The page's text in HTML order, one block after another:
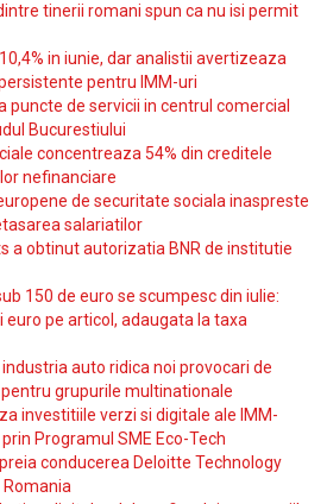
tinerii romani spun ca nu isi permit
in iunie, dar analistii avertizeaza
pentru IMM-uri
puncte de servicii in centrul comercial
Bucurestiului
concentreaza 54% din creditele
nefinanciare
de securitate sociala inaspreste
salariatilor
a obtinut autorizatia BNR de institutie
150 de euro se scumpesc din iulie:
pe articol, adaugata la taxa
auto ridica noi provocari de
grupurile multinationale
investitiile verzi si digitale ale IMM-
Programul SME Eco-Tech
conducerea Deloitte Technology
Romania